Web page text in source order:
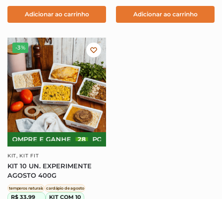
Adicionar ao carrinho Adicionar ao carrinho
-3%
E GANHE 28 PONTOS!
KIT, KIT FIT
KIT 10 UN. EXPERIMENTE
AGOSTO 400G
temperos naturais cardápio de agosto
R$ 33,99 KIT COM 10